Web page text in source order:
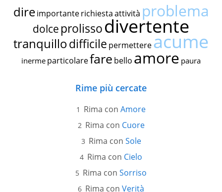
dire importante richiestaattività problema
dolce prolissodivertente
tranquillodifficile permettereacume
inerme particolarefare bello amore paura
Rime più cercate
Rima con Amore
Rima con Cuore
Rima con Sole
Rima con Cielo
Rima con Sorriso
Rima con Verità